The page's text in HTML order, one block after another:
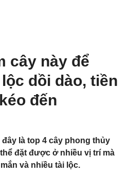
cây này để
dồi dào, tiền
đến
đây là top 4 cây phong thủy
đặt được ở nhiều vị trí mà
và nhiều tài lộc.